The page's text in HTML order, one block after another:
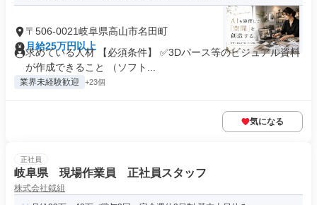
〒506-0021岐阜県高山市名田町
月給25万円以上
求めている人材 【必須条件】 ✅3Dパース等のビジュアル資料
が作成できること （ソフト...
業界未経験歓迎 +23個
気になる
正社員
岐阜県 現場作業員 正社員スタッフ
株式会社鉞組